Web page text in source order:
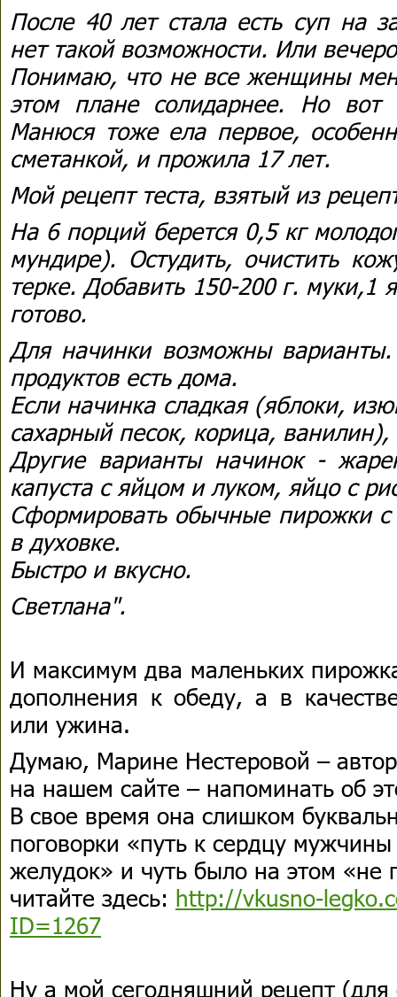
После 40 лет стала есть суп на
нет такой возможности. Или
Понимаю, что не все женщины
этом плане солидарнее. Но
Манюся тоже ела первое,
сметанкой, и прожила 17 лет.
Мой рецепт теста, взятый из
На 6 порций берется 0,5 кг
мундире). Остудить, очистить
терке. Добавить 150-200 г. муки,1
готово.
Для начинки возможны
продуктов есть дома.
Если начинка сладкая (яблоки,
сахарный песок, корица,
Другие варианты начинок -
капуста с яйцом и луком, яйцо с
Сформировать обычные пирожки
в духовке.
Быстро и вкусно.
Светлана".
И максимум два маленьких
дополнения к обеду, а в
или ужина.
Думаю, Марине Нестеровой –
на нашем сайте – напоминать об
В свое время она слишком
поговорки «путь к сердцу
желудок» и чуть было на этом «не
читайте здесь: http://vkusno-
ID=1267
Ну а мой сегодняшний рецепт (для